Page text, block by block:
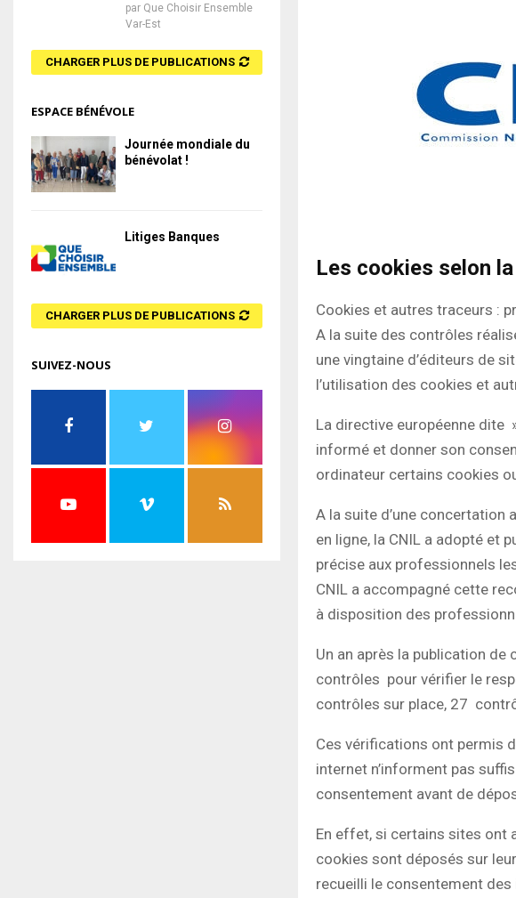
Les cookies selon
Cookies et autres traceurs :
A la suite des contrôles
une vingtaine d’éditeurs de
l’utilisation des cookies et
La directive européenne dite
informé et donner son
ordinateur certains cookies
A la suite d’une concertation
en ligne, la CNIL a adopté et
précise aux professionnels
CNIL a accompagné cette
à disposition des
Un an après la publication
contrôles pour vérifier le
contrôles sur place, 27
Ces vérifications ont permis
internet n’informent pas
consentement avant de
En effet, si certains sites ont
cookies sont déposés sur
recueilli le consentement
par Que Choisir Ensemble
Var-Est
CHARGER PLUS DE PUBLICATIONS
ESPACE BÉNÉVOLE
Journée mondiale du
bénévolat !
Litiges Banques
CHARGER PLUS DE PUBLICATIONS
SUIVEZ-NOUS